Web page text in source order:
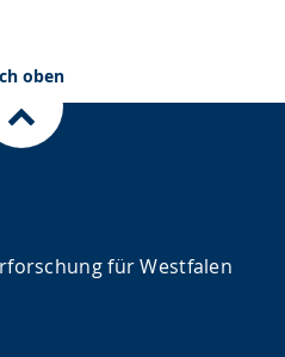
oben
für Westfalen